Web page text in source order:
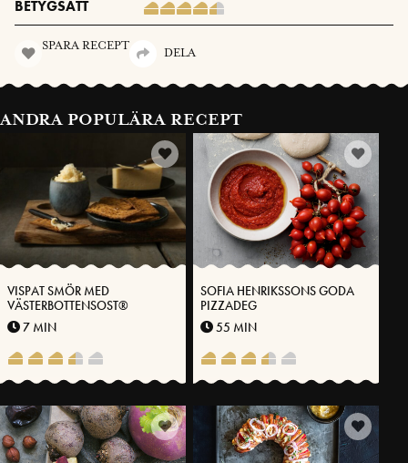
BETYGSÄTT
SPARA RECEPT
DELA
ANDRA POPULÄRA RECEPT
VISPAT SMÖR MED
VÄSTERBOTTENSOST®
7 MIN
SOFIA HENRIKSSONS GODA
PIZZADEG
55 MIN